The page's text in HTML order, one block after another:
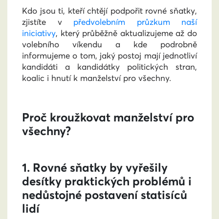
Kdo jsou ti, kteří chtějí podpořit rovné sňatky,
zjistíte v předvolebním průzkum naší
iniciativy, který průběžně aktualizujeme až do
volebního víkendu a kde podrobně
informujeme o tom, jaký postoj mají jednotliví
kandidáti a kandidátky politických stran,
koalic i hnutí k manželství pro všechny.
Proč kroužkovat manželství pro
všechny?
1. Rovné sňatky by vyřešily
desítky praktických problémů i
nedůstojné postavení statisíců
lidí